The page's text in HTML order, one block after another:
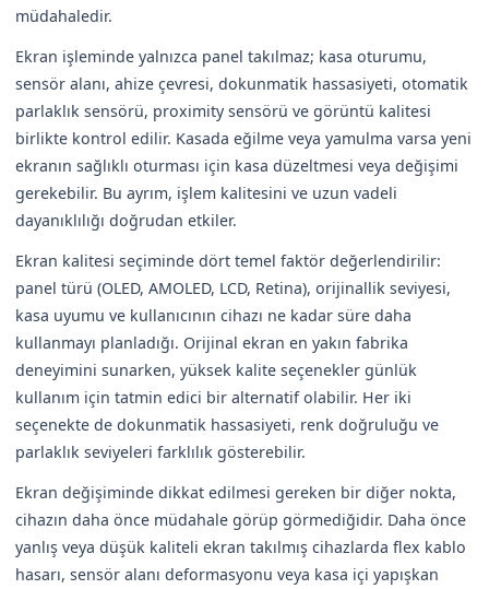
müdahaledir.
Ekran işleminde yalnızca panel takılmaz; kasa oturumu,
sensör alanı, ahize çevresi, dokunmatik hassasiyeti, otomatik
parlaklık sensörü, proximity sensörü ve görüntü kalitesi
birlikte kontrol edilir. Kasada eğilme veya yamulma varsa yeni
ekranın sağlıklı oturması için kasa düzeltmesi veya değişimi
gerekebilir. Bu ayrım, işlem kalitesini ve uzun vadeli
dayanıklılığı doğrudan etkiler.
Ekran kalitesi seçiminde dört temel faktör değerlendirilir:
panel türü (OLED, AMOLED, LCD, Retina), orijinallik seviyesi,
kasa uyumu ve kullanıcının cihazı ne kadar süre daha
kullanmayı planladığı. Orijinal ekran en yakın fabrika
deneyimini sunarken, yüksek kalite seçenekler günlük
kullanım için tatmin edici bir alternatif olabilir. Her iki
seçenekte de dokunmatik hassasiyeti, renk doğruluğu ve
parlaklık seviyeleri farklılık gösterebilir.
Ekran değişiminde dikkat edilmesi gereken bir diğer nokta,
cihazın daha önce müdahale görüp görmediğidir. Daha önce
yanlış veya düşük kaliteli ekran takılmış cihazlarda flex kablo
hasarı, sensör alanı deformasyonu veya kasa içi yapışkan